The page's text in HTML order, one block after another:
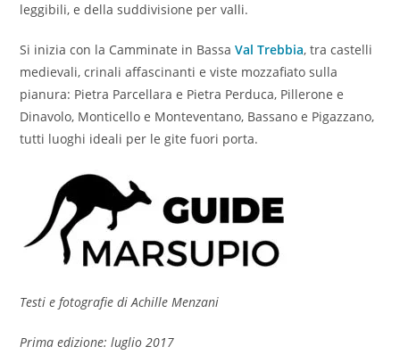
leggibili, e della suddivisione per valli.
Si inizia con la Camminate in BassaVal Trebbia, tra castelli
medievali, crinali affascinanti e viste mozzafiato sulla
pianura: Pietra Parcellara e Pietra Perduca, Pillerone e
Dinavolo, Monticello e Monteventano, Bassano e Pigazzano,
tutti luoghi ideali per le gite fuori porta.
Testi e fotografie di Achille Menzani
Prima edizione: luglio 2017